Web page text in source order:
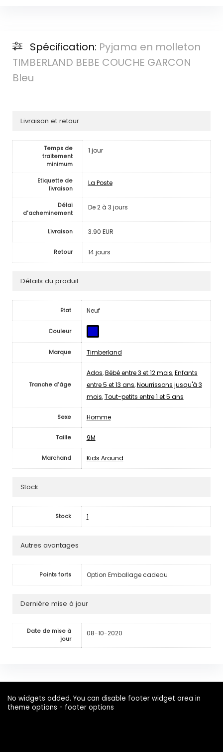
Spécification: Pyjama en molleton
TIMBERLAND BEBE COUCHE GARCON
Bleu
Livraison et retour
Temps de
traitement
minimum
1 jour
Etiquette de
livraison
La Poste
Délai
d'acheminement
De 2 à 3 jours
Livraison 3.90 EUR
Retour 14 jours
Détails du produit
Etat Neuf
Couleur
Marque Timberland
Tranche d'âge
Ados,Bébé entre 3 et 12 mois,Enfants
entre 5 et 13 ans,Nourrissons jusqu'à 3
mois,Tout-petits entre 1 et 5 ans
Sexe Homme
Taille 9M
Marchand Kids Around
Stock
Stock 1
Autres avantages
Points forts Option Emballage cadeau
Dernière mise à jour
Date de mise à
jour
08-10-2020
No widgets added. You can disable footer widget area in
theme options - footer options